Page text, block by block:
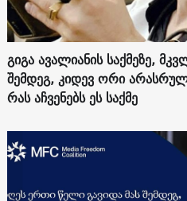
გიგა ავალიანის საქმეზე,
შემდეგ, კიდევ ორი
რას აჩვენებს ეს საქმე